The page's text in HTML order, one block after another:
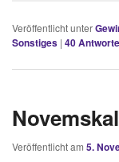
Veröffentlicht unter
Sonstiges | 40
Veröffentlicht am 5.